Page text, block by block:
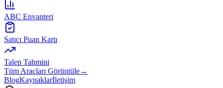
ABC Envanteri
Satıcı Puan Kartı
Talep Tahmini
Tüm Araçları Görüntüle→
BlogKaynaklarİletişim